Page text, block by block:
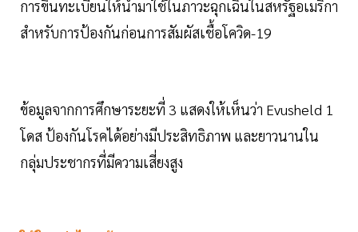
การขึ้นทะเบียนให้นำมาใช้ในภาวะฉุกเฉินในสหรัฐอเมริกา
สำหรับการป้องกันก่อนการสัมผัสเชื้อโควิด-19
ข้อมูลจากการศึกษาระยะที่ 3 แสดงให้เห็นว่า Evusheld 1
โดส ป้องกันโรคได้อย่างมีประสิทธิภาพ และยาวนานใน
กลุ่มประชากรที่มีความเสี่ยงสูง